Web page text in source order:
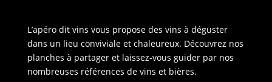
L’apéro dit vins vous propose des vins à déguster
dans un lieu conviviale et chaleureux. Découvrez nos
planches à partager et laissez-vous guider par nos
nombreuses références de vins et bières.